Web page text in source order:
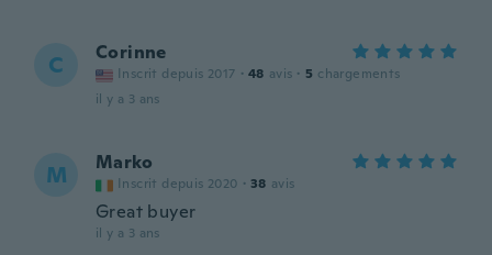
C Corinne
Inscrit depuis 2017 · 48 avis · 5 chargements
il y a 3 ans
M Marko
Inscrit depuis 2020 · 38 avis
Great buyer
il y a 3 ans